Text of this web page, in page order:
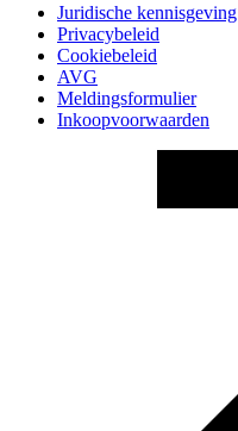
Juridische kennisgeving
Privacybeleid
Cookiebeleid
AVG
Meldingsformulier
Inkoopvoorwaarden